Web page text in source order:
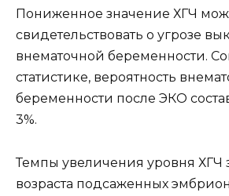
Пониженное значение ХГЧ
свидетельствовать о угрозе
внематочной беременности.
статистике, вероятность
беременности после ЭКО
3%.
Темпы увеличения уровня ХГЧ
возраста подсаженных